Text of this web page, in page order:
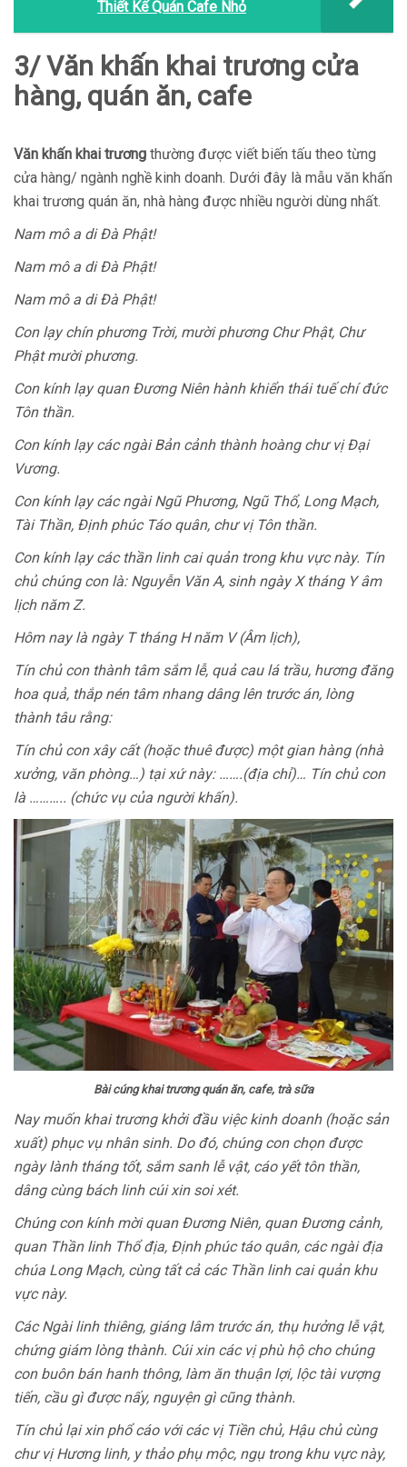
Thiết Kế Quán Cafe Nhỏ
3/ Văn khấn khai trương cửa
hàng, quán ăn, cafe
Văn khấn khai trương thường được viết biến tấu theo từng
cửa hàng/ ngành nghề kinh doanh. Dưới đây là mẫu văn khấn
khai trương quán ăn, nhà hàng được nhiều người dùng nhất.
Nam mô a di Đà Phật!
Nam mô a di Đà Phật!
Nam mô a di Đà Phật!
Con lạy chín phương Trời, mười phương Chư Phật, Chư
Phật mười phương.
Con kính lạy quan Đương Niên hành khiển thái tuế chí đức
Tôn thần.
Con kính lạy các ngài Bản cảnh thành hoàng chư vị Đại
Vương.
Con kính lạy các ngài Ngũ Phương, Ngũ Thổ, Long Mạch,
Tài Thần, Định phúc Táo quân, chư vị Tôn thần.
Con kính lạy các thần linh cai quản trong khu vực này. Tín
chủ chúng con là: Nguyễn Văn A, sinh ngày X tháng Y âm
lịch năm Z.
Hôm nay là ngày T tháng H năm V (Âm lịch),
Tín chủ con thành tâm sắm lễ, quả cau lá trầu, hương đăng
hoa quả, thắp nén tâm nhang dâng lên trước án, lòng
thành tâu rằng:
Tín chủ con xây cất (hoặc thuê được) một gian hàng (nhà
xưởng, văn phòng…) tại xứ này: …….(địa chỉ)… Tín chủ con
là ……….. (chức vụ của người khấn).
Bài cúng khai trương quán ăn, cafe, trà sữa
Nay muốn khai trương khởi đầu việc kinh doanh (hoặc sản
xuất) phục vụ nhân sinh. Do đó, chúng con chọn được
ngày lành tháng tốt, sắm sanh lễ vật, cáo yết tôn thần,
dâng cùng bách linh cúi xin soi xét.
Chúng con kính mời quan Đương Niên, quan Đương cảnh,
quan Thần linh Thổ địa, Định phúc táo quân, các ngài địa
chúa Long Mạch, cùng tất cả các Thần linh cai quản khu
vực này.
Các Ngài linh thiêng, giáng lâm trước án, thụ hưởng lễ vật,
chứng giám lòng thành. Cúi xin các vị phù hộ cho chúng
con buôn bán hanh thông, làm ăn thuận lợi, lộc tài vượng
tiến, cầu gì được nấy, nguyện gì cũng thành.
Tín chủ lại xin phổ cáo với các vị Tiền chủ, Hậu chủ cùng
chư vị Hương linh, y thảo phụ mộc, ngụ trong khu vực này,